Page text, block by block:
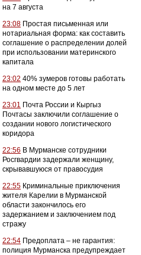
на 7 августа
23:08 Простая письменная или
нотариальная форма: как составить
соглашение о распределении долей
при использовании материнского
капитала
23:02 40% зумеров готовы работать
на одном месте до 5 лет
23:01 Почта России и Кыргыз
Почтасы заключили соглашение о
создании нового логистического
коридора
22:56 В Мурманске сотрудники
Росгвардии задержали женщину,
скрывавшуюся от правосудия
22:55 Криминальные приключения
жителя Карелии в Мурманской
области закончилось его
задержанием и заключением под
стражу
22:54 Предоплата – не гарантия:
полиция Мурманска предупреждает